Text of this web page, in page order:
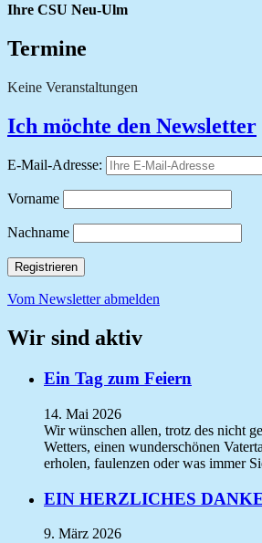
Ihre CSU Neu-Ulm
Termine
Keine Veranstaltungen
Ich möchte den Newsletter
E-Mail-Adresse:
Vorname
Nachname
Vom Newsletter abmelden
Wir sind aktiv
Ein Tag zum Feiern
14. Mai 2026
Wir wünschen allen, trotz des nicht
Wetters, einen wunderschönen
erholen, faulenzen oder was immer
EIN HERZLICHES
9. März 2026